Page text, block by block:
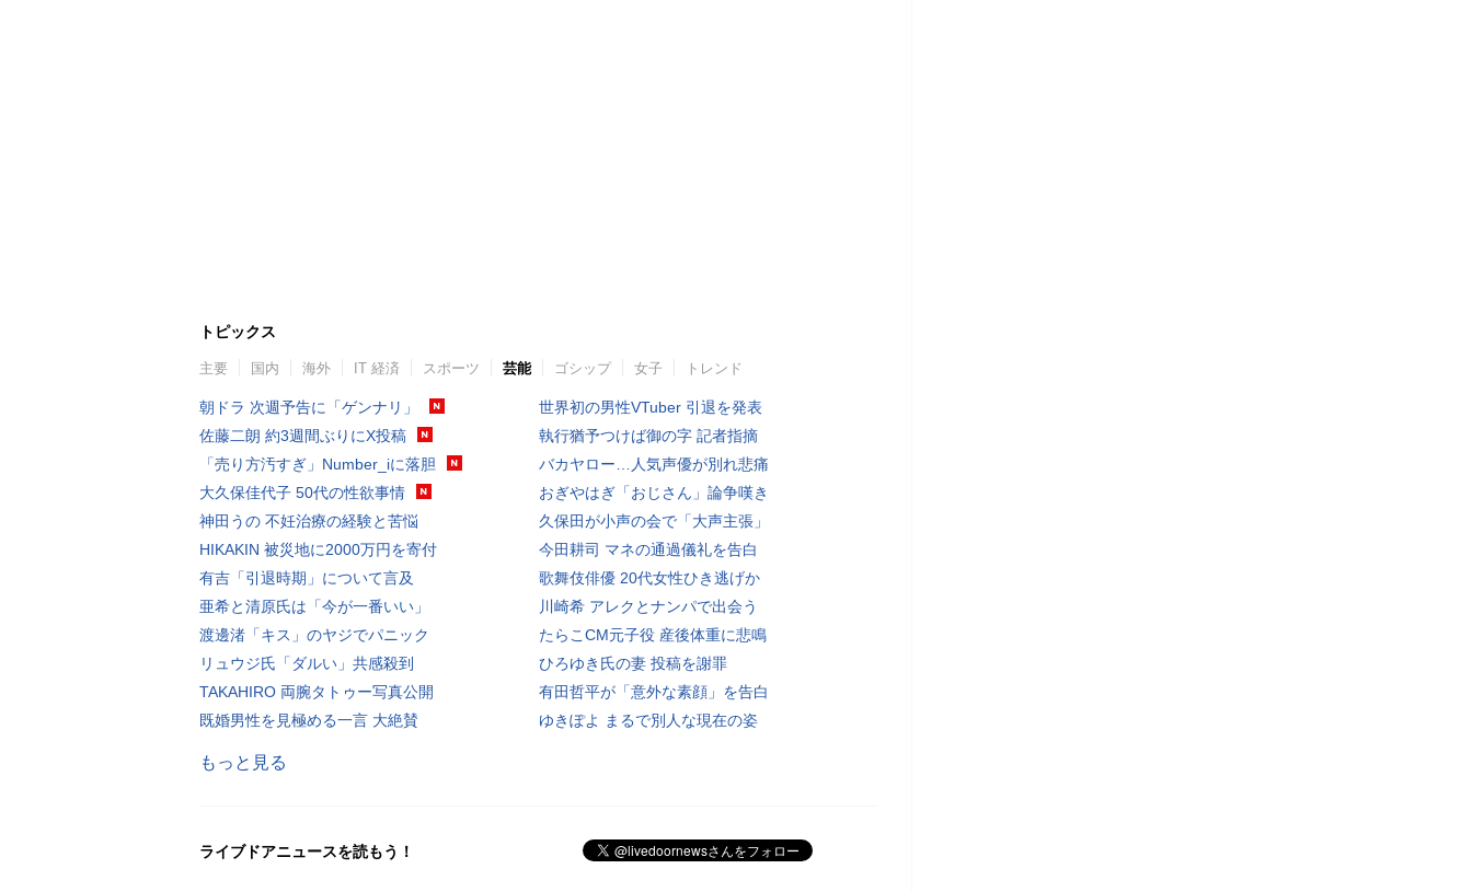
トピックス
主要 国内 海外 IT 経済 スポーツ 芸能 ゴシップ 女子 トレンド
朝ドラ 次週予告に「ゲンナリ」
佐藤二朗 約3週間ぶりにX投稿
「売り方汚すぎ」Number_iに落胆
大久保佳代子 50代の性欲事情
神田うの 不妊治療の経験と苦悩
HIKAKIN 被災地に2000万円を寄付
有吉「引退時期」について言及
亜希と清原氏は「今が一番いい」
渡邊渚「キス」のヤジでパニック
リュウジ氏「ダルい」共感殺到
TAKAHIRO 両腕タトゥー写真公開
既婚男性を見極める一言 大絶賛
世界初の男性VTuber 引退を発表
執行猶予つけば御の字 記者指摘
バカヤロー…人気声優が別れ悲痛
おぎやはぎ「おじさん」論争嘆き
久保田が小声の会で「大声主張」
今田耕司 マネの通過儀礼を告白
歌舞伎俳優 20代女性ひき逃げか
川崎希 アレクとナンパで出会う
たらこCM元子役 産後体重に悲鳴
ひろゆき氏の妻 投稿を謝罪
有田哲平が「意外な素顔」を告白
ゆきぽよ まるで別人な現在の姿
もっと見る
ライブドアニュースを読もう！